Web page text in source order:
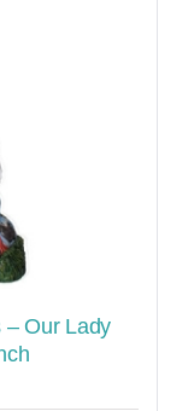
– Our Lady